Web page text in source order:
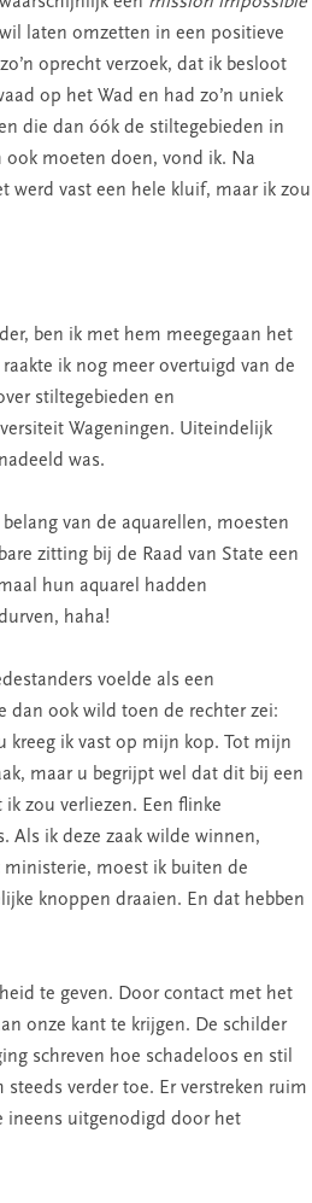
laten omzetten in een positieve
oprecht verzoek, dat ik besloot
op het Wad en had zo’n uniek
die dan óók de stiltegebieden in
moeten doen, vond ik. Na
werd vast een hele kluif, maar ik zou
ben ik met hem meegegaan het
ik nog meer overtuigd van de
stiltegebieden en
Wageningen. Uiteindelijk
was.
van de aquarellen, moesten
zitting bij de Raad van State een
hun aquarel hadden
haha!
voelde als een
dan ook wild toen de rechter zei:
kreeg ik vast op mijn kop. Tot mijn
maar u begrijpt wel dat dit bij een
zou verliezen. Een flinke
Als ik deze zaak wilde winnen,
moest ik buiten de
knoppen draaien. En dat hebben
te geven. Door contact met het
onze kant te krijgen. De schilder
schreven hoe schadeloos en stil
verder toe. Er verstreken ruim
ineens uitgenodigd door het